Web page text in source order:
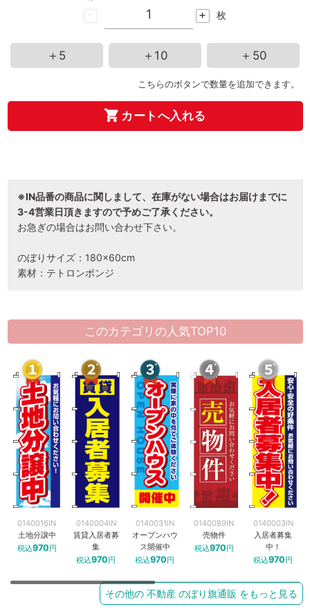
- + 枚
＋5 ＋10 ＋50
こちらのボタンで数量を追加できます。
カートへ入れる
※IN品番の商品に関しまして、在庫がない場合はお届けまでに
3-4営業日頂きますので予めご了承ください。
お急ぎの場合はお問い合わせ下さい。
のぼりサイズ：180×60cm
素材：テトロンポンジ
このカテゴリの人気TOP10
0140016IN
土地分譲中
税込970円
0140004IN
賃貸入居者募
集
税込970円
0140031IN
オープンハウ
ス開催中
税込970円
0140089IN
売物件
税込970円
0140003IN
入居者募集
中！
税込970円
その他の 不動産 のぼり旗通販 をもっと見る